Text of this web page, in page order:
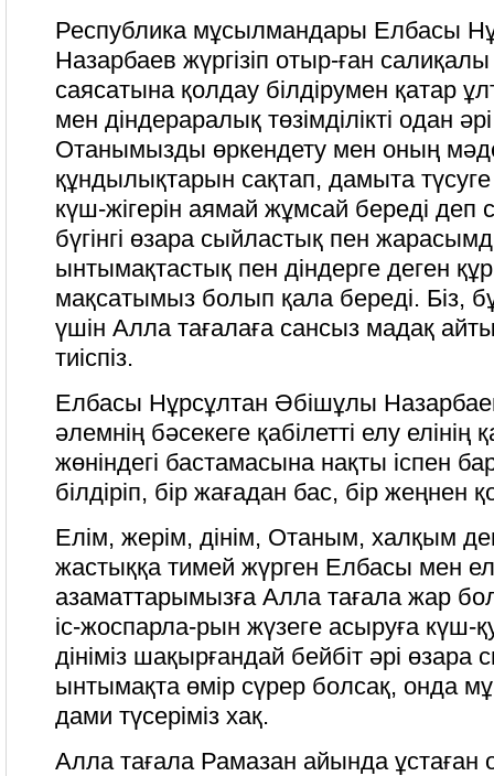
Республика мұсылмандары Елбасы
Назарбаев жүргізіп отыр-ған
саясатына қолдау білдірумен қатар
мен діндераралық төзімділікті одан
Отанымызды өркендету мен оның
құндылықтарын сақтап, дамыта
күш-жігерін аямай жұмсай береді деп
бүгінгі өзара сыйластық пен
ынтымақтастық пен діндерге деген
мақсатымыз болып қала береді. Біз,
үшін Алла тағалаға сансыз мадақ
тиіспіз.
Елбасы Нұрсұлтан Әбішұлы
әлемнің бәсекеге қабілетті елу елінің
жөніндегі бастамасына нақты іспен
білдіріп, бір жағадан бас, бір жеңнен
Елім, жерім, дінім, Отаным, халқым
жастыққа тимей жүрген Елбасы мен
азаматтарымызға Алла тағала жар
іс-жоспарла-рын жүзеге асыруға күш-
дініміз шақырғандай бейбіт әрі өзара
ынтымақта өмір сүрер болсақ, онда
дами түсеріміз хақ.
Алла тағала Рамазан айында ұстаған